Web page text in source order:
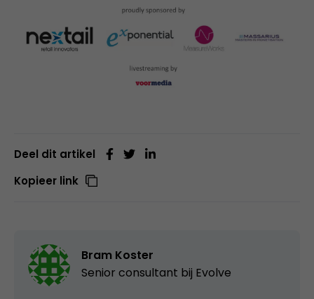
Deel dit artikel
Kopieer link
Bram Koster
Senior consultant bij Evolve